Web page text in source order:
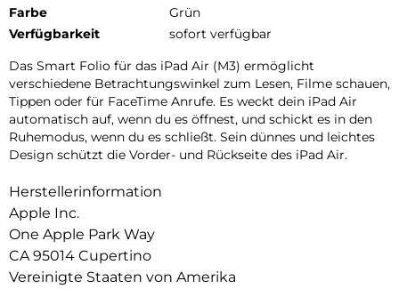
Farbe
Grün
Verfügbarkeit
sofort verfügbar
Das Smart Folio für das iPad Air (M3) ermöglicht
verschiedene Betrachtungswinkel zum Lesen, Filme schauen,
Tippen oder für FaceTime Anrufe. Es weckt dein iPad Air
auto­matisch auf, wenn du es öffnest, und schickt es in den
Ruhemodus, wenn du es schließt. Sein dünnes und leichtes
Design schützt die Vorder- und Rückseite des iPad Air.
Herstellerinformation
Apple Inc.
One Apple Park Way
CA 95014 Cupertino
Vereinigte Staaten von Amerika